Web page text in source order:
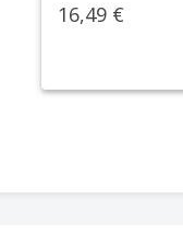
16,49 €